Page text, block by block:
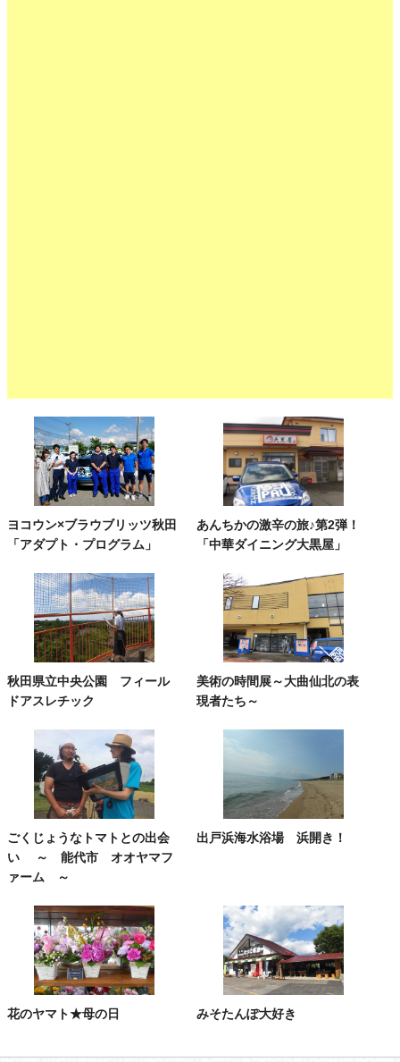
ヨコウン×ブラウブリッツ秋田
「アダプト・プログラム」
あんちかの激辛の旅♪第2弾！
「中華ダイニング大黒屋」
秋田県立中央公園 フィール
ドアスレチック
美術の時間展～大曲仙北の表
現者たち～
ごくじょうなトマトとの出会
い ～ 能代市 オオヤマフ
ァーム ～
出戸浜海水浴場 浜開き！
花のヤマト★母の日 みそたんぽ大好き